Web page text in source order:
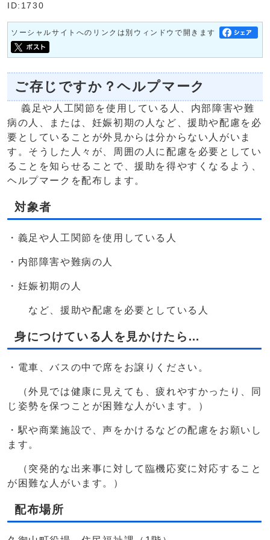
ID:1730
ソーシャルサイトへのリンクは別ウィンドウで開きます
ご存じですか？ヘルプマーク
義足や人工関節を使用している人、内部障害や難
病の人、または、妊娠初期の人など、援助や配慮を必
要としていることが外見からは分からない人がいま
す。そうした人々が、周囲の人に配慮を必要としてい
ることを知らせることで、援助を得やすくなるよう、
ヘルプマークを配布します。
対象者
・義足や人工関節を使用している人
・内部障害や難病の人
・妊娠初期の人
など、援助や配慮を必要としている人
身につけている人を見かけたら…
・電車、バスの中で席をお譲りください。
（外見では健康に見えても、疲れやすかったり、同
じ姿勢を保つことが困難な人がいます。）
・駅や商業施設で、声をかけるなどの配慮をお願いし
ます。
（突発的な出来事に対して臨機応変に対応すること
が困難な人がいます。）
配布場所